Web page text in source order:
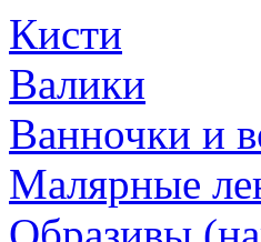
Кисти
Валики
Ванночки и
Малярные